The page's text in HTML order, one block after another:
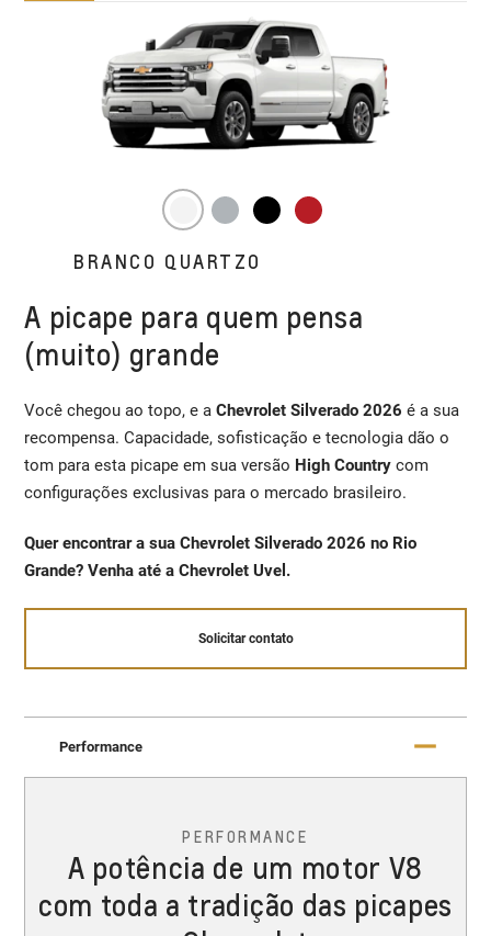
BRANCO QUARTZO
A picape para quem pensa
(muito) grande
Você chegou ao topo, e aChevrolet Silverado 2026 é a sua
recompensa. Capacidade, sofisticação e tecnologia dão o
tom para esta picape em sua versão High Countrycom
configurações exclusivas para o mercado brasileiro.
Quer encontrar a sua Chevrolet Silverado 2026 no Rio
Grande? Venha até a Chevrolet Uvel.
Solicitar contato
Performance
PERFORMANCE
A potência de um motor V8
com toda a tradição das picapes